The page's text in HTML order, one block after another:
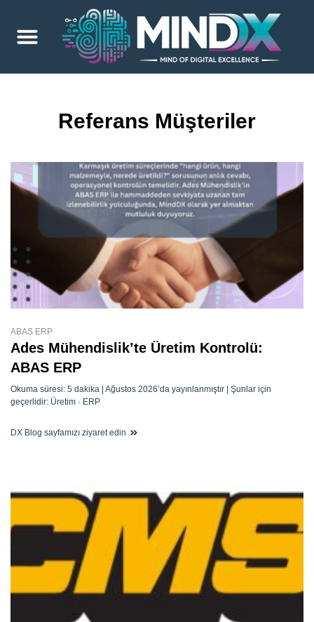
Referans Müşteriler
ABAS ERP
Ades Mühendislik’te Üretim Kontrolü:
ABAS ERP
Okuma süresi: 5 dakika | Ağustos 2026’da yayınlanmıştır | Şunlar için
geçerlidir: Üretim · ERP
DX Blog sayfamızı ziyaret edin